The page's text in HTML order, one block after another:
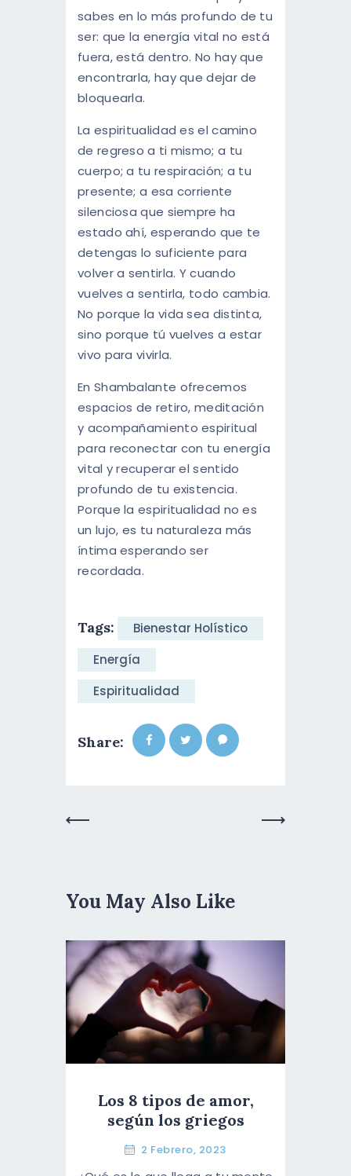
sabes en lo más profundo de tu
ser: que la energía vital no está
fuera, está dentro. No hay que
encontrarla, hay que dejar de
bloquearla.
La espiritualidad es el camino
de regreso a ti mismo; a tu
cuerpo; a tu respiración; a tu
presente; a esa corriente
silenciosa que siempre ha
estado ahí, esperando que te
detengas lo suficiente para
volver a sentirla. Y cuando
vuelves a sentirla, todo cambia.
No porque la vida sea distinta,
sino porque tú vuelves a estar
vivo para vivirla.
En Shambalante ofrecemos
espacios de retiro, meditación
y acompañamiento espiritual
para reconectar con tu energía
vital y recuperar el sentido
profundo de tu existencia.
Porque la espiritualidad no es
un lujo, es tu naturaleza más
íntima esperando ser
recordada.
Tags:
Bienestar Holístico
Energía
Espiritualidad
Share:
You May Also Like
Los 8 tipos de amor,
según los griegos
2 Febrero, 2023